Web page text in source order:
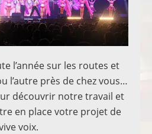
l’année sur les routes et
l’autre près de chez vous…
découvrir notre travail et
en place votre projet de
voix.